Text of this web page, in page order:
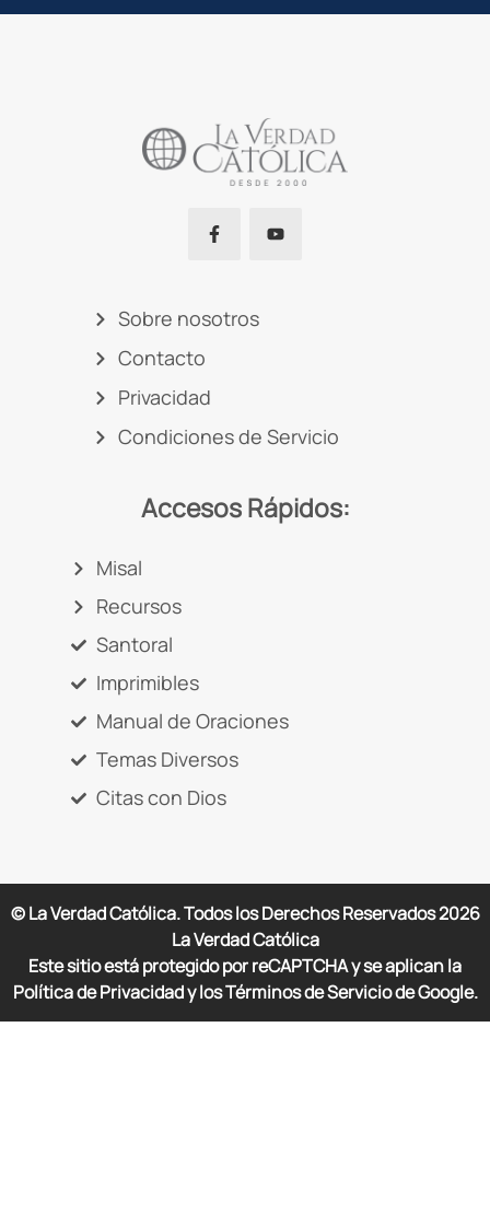
Sobre nosotros
Contacto
Privacidad
Condiciones de Servicio
Accesos Rápidos:
Misal
Recursos
Santoral
Imprimibles
Manual de Oraciones
Temas Diversos
Citas con Dios
© La Verdad Católica. Todos los Derechos Reservados2026
La Verdad Católica
Este sitio está protegido por reCAPTCHA y se aplican la
Política de Privacidad y los Términos de Servicio de Google.